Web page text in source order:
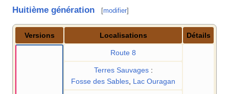
Huitième génération [modifier]
Versions Localisations Détails
Route 8
Terres Sauvages :
Fosse des Sables, Lac Ouragan